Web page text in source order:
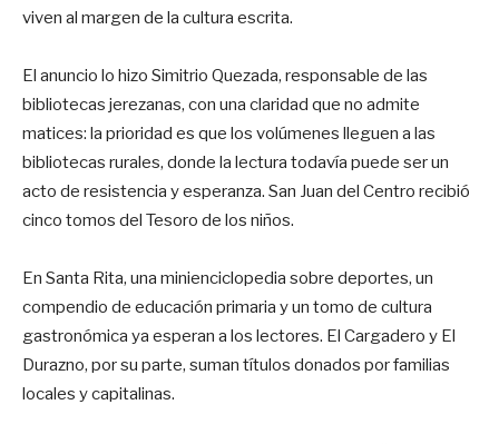
viven al margen de la cultura escrita.
El anuncio lo hizo Simitrio Quezada, responsable de las
bibliotecas jerezanas, con una claridad que no admite
matices: la prioridad es que los volúmenes lleguen a las
bibliotecas rurales, donde la lectura todavía puede ser un
acto de resistencia y esperanza. San Juan del Centro recibió
cinco tomos del Tesoro de los niños.
En Santa Rita, una minienciclopedia sobre deportes, un
compendio de educación primaria y un tomo de cultura
gastronómica ya esperan a los lectores. El Cargadero y El
Durazno, por su parte, suman títulos donados por familias
locales y capitalinas.